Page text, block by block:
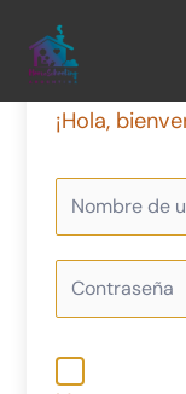
contenido
¡Hola,